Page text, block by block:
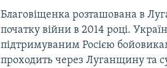
Благовіщенка розташована в
початку війни в 2014 році.
підтримуваним Росією
проходить через Луганщину та